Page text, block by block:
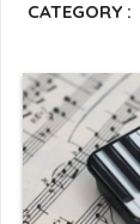
CATEGORY :